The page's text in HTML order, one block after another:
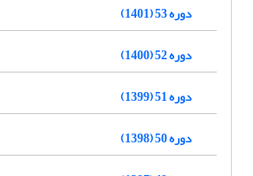
دوره 53 (1401)
دوره 52 (1400)
دوره 51 (1399)
دوره 50 (1398)